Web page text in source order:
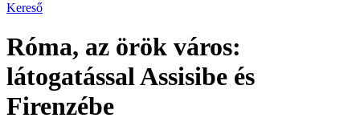
Kereső
Róma, az örök város:
látogatással Assisibe és
Firenzébe